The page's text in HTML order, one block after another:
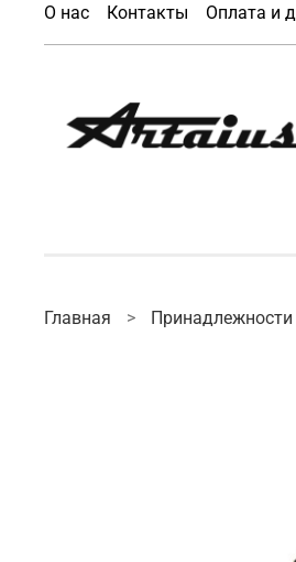
О нас Контакты Оплата и
Главная Принадлежности